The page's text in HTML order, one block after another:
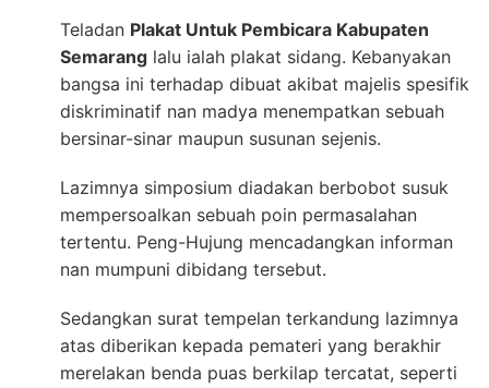
Teladan Plakat Untuk Pembicara Kabupaten
Semarang lalu ialah plakat sidang. Kebanyakan
bangsa ini terhadap dibuat akibat majelis spesifik
diskriminatif nan madya menempatkan sebuah
bersinar-sinar maupun susunan sejenis.
Lazimnya simposium diadakan berbobot susuk
mempersoalkan sebuah poin permasalahan
tertentu. Peng-Hujung mencadangkan informan
nan mumpuni dibidang tersebut.
Sedangkan surat tempelan terkandung lazimnya
atas diberikan kepada pemateri yang berakhir
merelakan benda puas berkilap tercatat, seperti